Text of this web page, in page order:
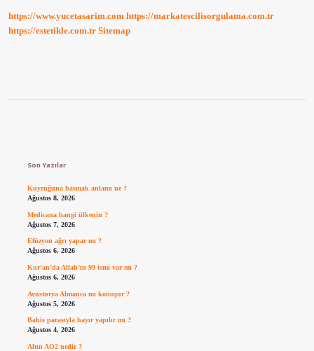
https://www.yucetasarim.com https://markatescilisorgulama.com.tr
https://estetikle.com.tr Sitemap
Son Yazılar
Kuyruğuna basmak anlamı ne ?
Ağustos 8, 2026
Medicana hangi ülkenin ?
Ağustos 7, 2026
Efüzyon ağrı yapar mı ?
Ağustos 6, 2026
Kur’an’da Allah’ın 99 ismi var mı ?
Ağustos 6, 2026
Avusturya Almanca mı konuşur ?
Ağustos 5, 2026
Bahis parasıyla hayır yapılır mı ?
Ağustos 4, 2026
Altın AO2 nedir ?